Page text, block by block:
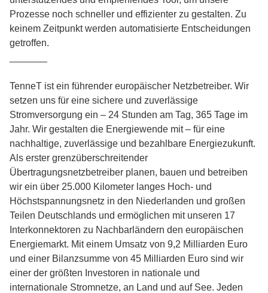
Prozesse noch schneller und effizienter zu gestalten. Zu
keinem Zeitpunkt werden automatisierte Entscheidungen
getroffen.
TenneT ist ein führender europäischer Netzbetreiber. Wir
setzen uns für eine sichere und zuverlässige
Stromversorgung ein – 24 Stunden am Tag, 365 Tage im
Jahr. Wir gestalten die Energiewende mit – für eine
nachhaltige, zuverlässige und bezahlbare Energiezukunft.
Als erster grenzüberschreitender
Übertragungsnetzbetreiber planen, bauen und betreiben
wir ein über 25.000 Kilometer langes Hoch- und
Höchstspannungsnetz in den Niederlanden und großen
Teilen Deutschlands und ermöglichen mit unseren 17
Interkonnektoren zu Nachbarländern den europäischen
Energiemarkt. Mit einem Umsatz von 9,2 Milliarden Euro
und einer Bilanzsumme von 45 Milliarden Euro sind wir
einer der größten Investoren in nationale und
internationale Stromnetze, an Land und auf See. Jeden